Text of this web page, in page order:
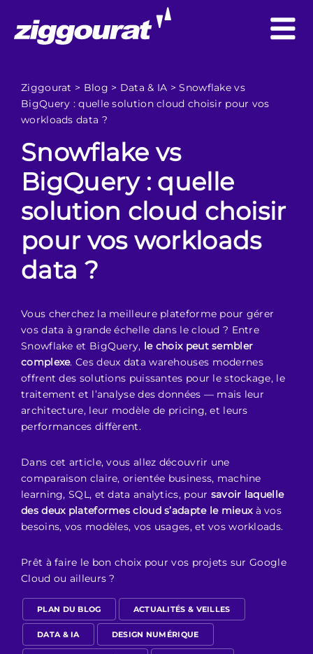
Ziggourat > Blog > Data & IA >Snowflake vs
BigQuery : quelle solution cloud choisir pour vos
workloads data ?
Snowflake vs
BigQuery : quelle
solution cloud choisir
pour vos workloads
data ?
Vous cherchez la meilleure plateforme pour gérer
vos data à grande échelle dans le cloud ? Entre
Snowflake et BigQuery, le choix peut sembler
complexe. Ces deux data warehouses modernes
offrent des solutions puissantes pour le stockage, le
traitement et l’analyse des données — mais leur
architecture, leur modèle de pricing, et leurs
performances diffèrent.
Dans cet article, vous allez découvrir une
comparaison claire, orientée business, machine
learning, SQL, et data analytics, pour savoir laquelle
des deux plateformes cloud s’adapte le mieuxà vos
besoins, vos modèles, vos usages, et vos workloads.
Prêt à faire le bon choix pour vos projets sur Google
Cloud ou ailleurs ?
PLAN DU BLOG ACTUALITÉS & VEILLES
DATA & IA DESIGN NUMÉRIQUE